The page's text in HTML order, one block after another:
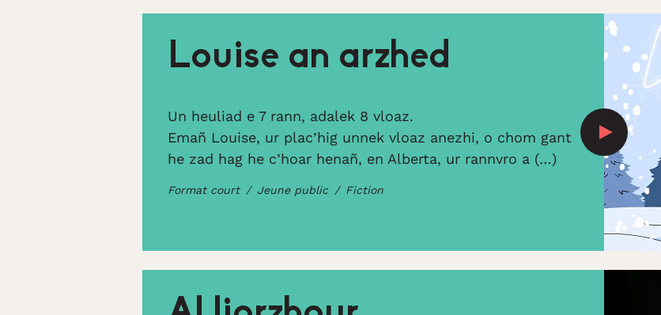
Louise an arzhed
Un heuliad e 7 rann, adalek 8 vloaz.
Emañ Louise, ur plac’hig unnek vloaz anezhi, o chom gant
he zad hag he c’hoar henañ, en Alberta, ur rannvro a (…)
Format court Jeune public Fiction